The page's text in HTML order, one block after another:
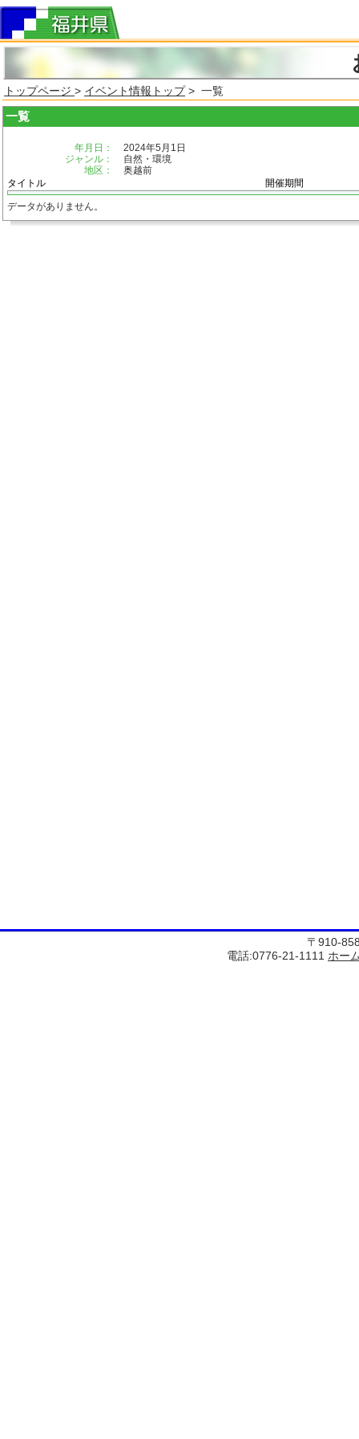
トップページ > イベント情報トップ> 一覧
一覧
年月日：
2024年5月1日
ジャンル：
自然・環境
地区：
奥越前
タイトル
開催期間
データがありません。
〒910-
電話:0776-21-1111 ホー